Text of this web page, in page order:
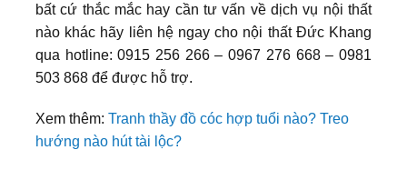
bất cứ thắc mắc hay cần tư vấn về dịch vụ nội thất
nào khác hãy liên hệ ngay cho nội thất Đức Khang
qua hotline: 0915 256 266 – 0967 276 668 – 0981
503 868 để được hỗ trợ.
Xem thêm: Tranh thầy đồ cóc hợp tuổi nào? Treo
hướng nào hút tài lộc?